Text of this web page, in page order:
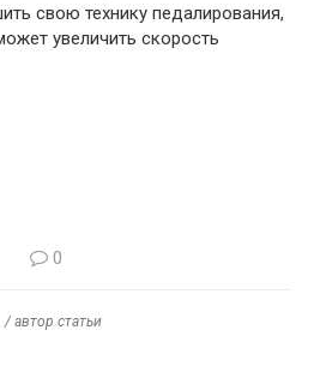
свою технику педалирования,
увеличить скорость
0
/ автор статьи